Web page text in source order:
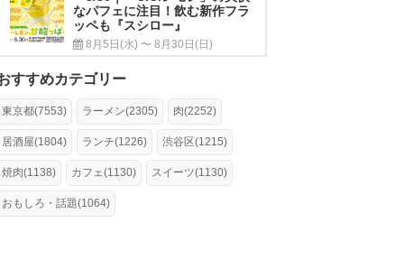
なパフェに注目！飲む新作フラ
ッペも『スシロー』
8月5日(水) 〜 8月30日(日)
すすめカテゴリー
東京都(7553) ラーメン(2305) 肉(2252)
居酒屋(1804) ランチ(1226) 渋谷区(1215)
焼肉(1138) カフェ(1130) スイーツ(1130)
おもしろ・話題(1064)